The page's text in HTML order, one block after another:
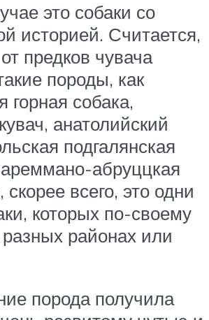
это собаки со
историей. Считается,
предков чувача
породы, как
горная собака,
анатолийский
подгалянская
абруццкая
всего, это одни
которых по-своему
районах или
порода получила